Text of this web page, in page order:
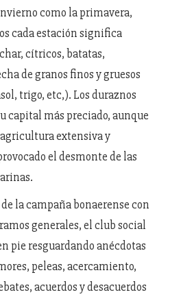
como la primavera,
cada estación significa
cítricos, batatas,
de granos finos y gruesos
trigo, etc,). Los duraznos
capital más preciado, aunque
extensiva y
el desmonte de las
la campaña bonaerense con
generales, el club social
pie resguardando anécdotas
peleas, acercamiento,
acuerdos y desacuerdos